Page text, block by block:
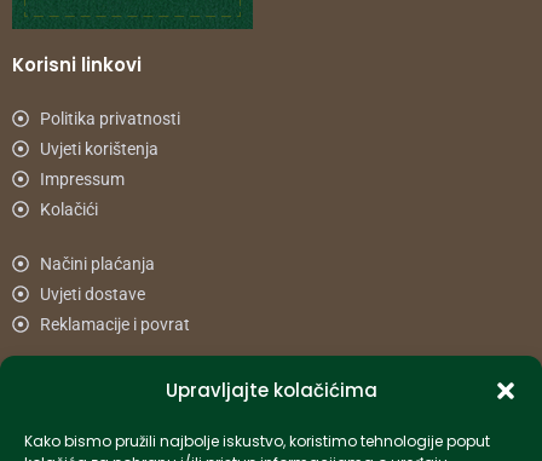
Upravljajte kolačićima
Kako bismo pružili najbolje iskustvo, koristimo tehnologije poput
Korisni linkovi
Politika privatnosti
Uvjeti korištenja
Impressum
Kolačići
Načini plaćanja
Uvjeti dostave
Reklamacije i povrat
info-hr@kettner.com